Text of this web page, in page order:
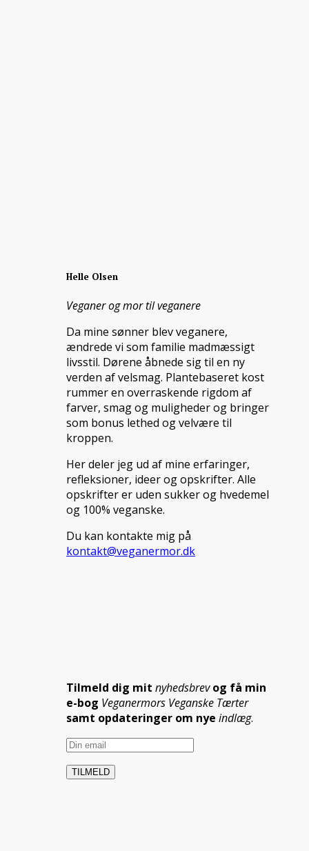
Helle Olsen
Veganer og mor til veganere
Da mine sønner blev veganere,
ændrede vi som familie madmæssigt
livsstil. Dørene åbnede sig til en ny
verden af velsmag. Plantebaseret kost
rummer en overraskende rigdom af
farver, smag og muligheder og bringer
som bonus lethed og velvære til
kroppen.
Her deler jeg ud af mine erfaringer,
refleksioner, ideer og opskrifter. Alle
opskrifter er uden sukker og hvedemel
og 100% veganske.
Du kan kontakte mig på
kontakt@veganermor.dk
Tilmeld dig mit nyhedsbrev og få min
e-bog Veganermors Veganske Tærter
samt opdateringer om nye indlæg.